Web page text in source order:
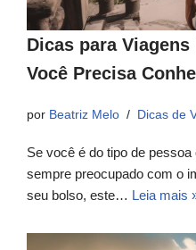
Dicas para
Você Precisa
por Beatriz Melo Dicas de
Se você é do tipo de
sempre preocupado com o
seu bolso, este… Leia mais